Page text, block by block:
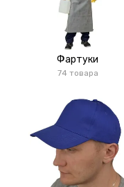
Фартуки
74 товара